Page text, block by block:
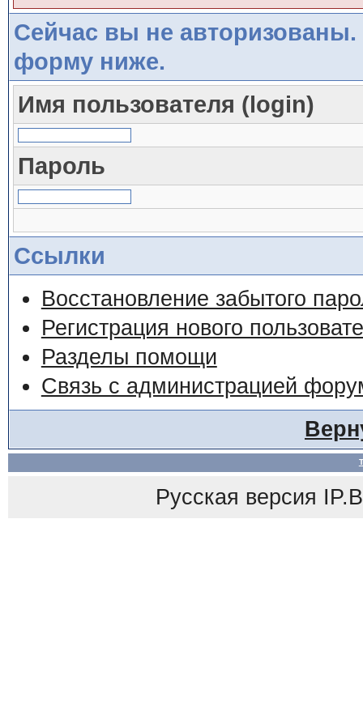
Сейчас вы не авторизованы.
форму ниже.
Имя пользователя (login)
Пароль
Ссылки
Восстановление забытого
Регистрация нового
Разделы помощи
Связь с администрацией
Русская версия